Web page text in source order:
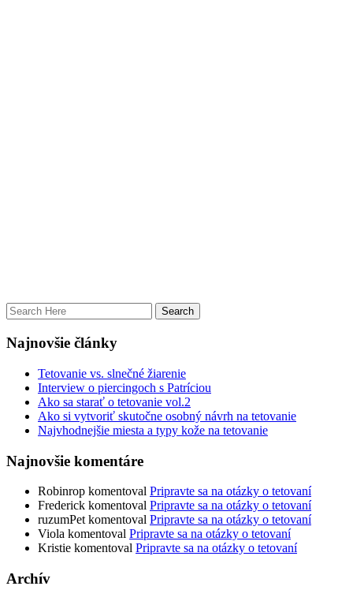
Najnovšie články
Tetovanie vs. slnečné žiarenie
Interview o piercingoch s Patríciou
Ako sa starať o tetovanie vol.2
Ako si vytvoriť skutočne osobný návrh na tetovanie
Najvhodnejšie miesta a typy kože na tetovanie
Najnovšie komentáre
Robinrop komentoval Pripravte sa na otázky o tetovaní
Frederick komentoval Pripravte sa na otázky o tetovaní
ruzumPet komentoval Pripravte sa na otázky o tetovaní
Viola komentoval Pripravte sa na otázky o tetovaní
Kristie komentoval Pripravte sa na otázky o tetovaní
Archív